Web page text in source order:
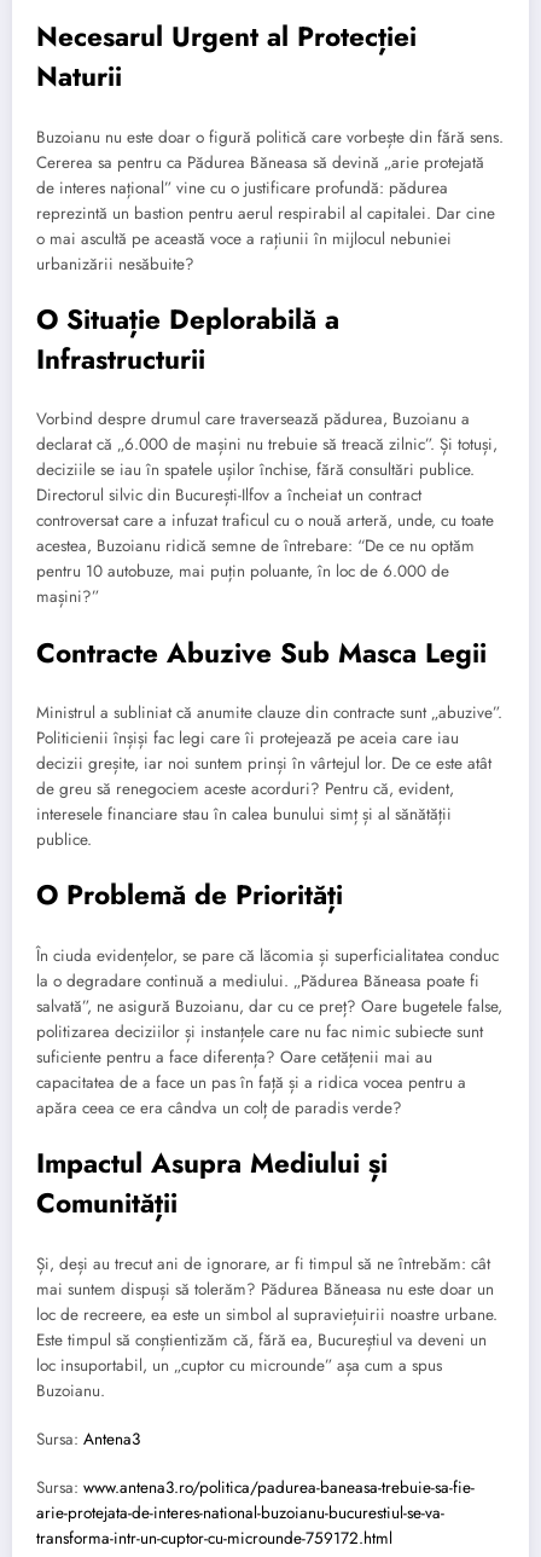
Necesarul Urgent al Protecției
Naturii
Buzoianu nu este doar o figură politică care vorbește din fără sens.
Cererea sa pentru ca Pădurea Băneasa să devină „arie protejată
de interes național” vine cu o justificare profundă: pădurea
reprezintă un bastion pentru aerul respirabil al capitalei. Dar cine
o mai ascultă pe această voce a rațiunii în mijlocul nebuniei
urbanizării nesăbuite?
O Situație Deplorabilă a
Infrastructurii
Vorbind despre drumul care traversează pădurea, Buzoianu a
declarat că „6.000 de mașini nu trebuie să treacă zilnic”. Și totuși,
deciziile se iau în spatele ușilor închise, fără consultări publice.
Directorul silvic din București-Ilfov a încheiat un contract
controversat care a infuzat traficul cu o nouă arteră, unde, cu toate
acestea, Buzoianu ridică semne de întrebare: “De ce nu optăm
pentru 10 autobuze, mai puțin poluante, în loc de 6.000 de
mașini?”
Contracte Abuzive Sub Masca Legii
Ministrul a subliniat că anumite clauze din contracte sunt „abuzive”.
Politicienii înșiși fac legi care îi protejează pe aceia care iau
decizii greșite, iar noi suntem prinși în vârtejul lor. De ce este atât
de greu să renegociem aceste acorduri? Pentru că, evident,
interesele financiare stau în calea bunului simț și al sănătății
publice.
O Problemă de Priorități
În ciuda evidențelor, se pare că lăcomia și superficialitatea conduc
la o degradare continuă a mediului. „Pădurea Băneasa poate fi
salvată”, ne asigură Buzoianu, dar cu ce preț? Oare bugetele false,
politizarea deciziilor și instanțele care nu fac nimic subiecte sunt
suficiente pentru a face diferența? Oare cetățenii mai au
capacitatea de a face un pas în față și a ridica vocea pentru a
apăra ceea ce era cândva un colț de paradis verde?
Impactul Asupra Mediului și
Comunității
Și, deși au trecut ani de ignorare, ar fi timpul să ne întrebăm: cât
mai suntem dispuși să tolerăm? Pădurea Băneasa nu este doar un
loc de recreere, ea este un simbol al supraviețuirii noastre urbane.
Este timpul să conștientizăm că, fără ea, Bucureștiul va deveni un
loc insuportabil, un „cuptor cu microunde” așa cum a spus
Buzoianu.
Sursa: Antena3
Sursa: www.antena3.ro/politica/padurea-baneasa-trebuie-sa-fie-
arie-protejata-de-interes-national-buzoianu-bucurestiul-se-va-
transforma-intr-un-cuptor-cu-microunde-759172.html